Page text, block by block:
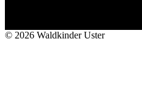
© 2026 Waldkinder Uster